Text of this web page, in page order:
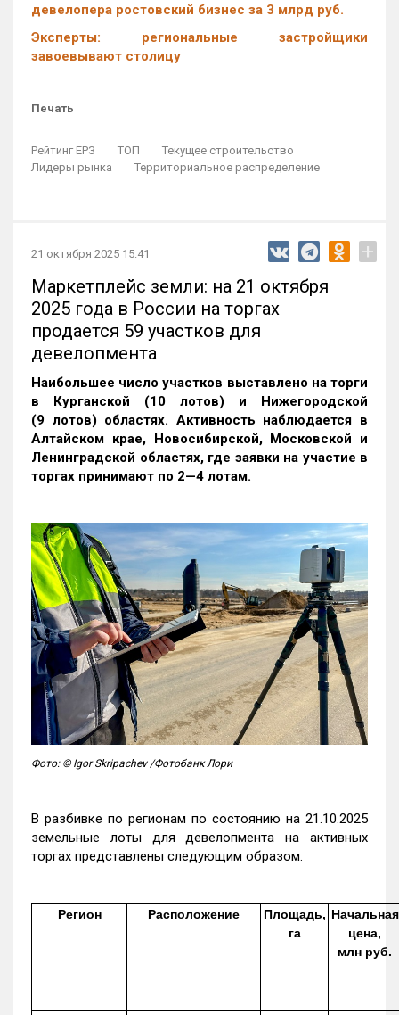
девелопера ростовский бизнес за 3 млрд руб.
Эксперты: региональные застройщики
завоевывают столицу
Печать
Рейтинг ЕРЗ ТОП
Текущее строительство
Лидеры рынка
Территориальное распределение
21 октября 2025 15:41 +
Маркетплейс земли: на 21 октября
2025 года в России на торгах
продается 59 участков для
девелопмента
Наибольшее число участков выставлено на торги
в Курганской (10 лотов) и Нижегородской
(9 лотов) областях. Активность наблюдается в
Алтайском крае, Новосибирской, Московской и
Ленинградской областях, где заявки на участие в
торгах принимают по 2—4 лотам.
Фото: © Igor Skripachev /Фотобанк Лори
В разбивке по регионам по состоянию на 21.10.2025
земельные лоты для девелопмента на активных
торгах представлены следующим образом.
Регион Расположение
Площадь,
га
Начальная
цена,
млн руб.